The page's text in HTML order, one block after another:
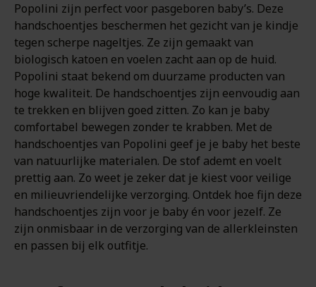
Popolini zijn perfect voor pasgeboren baby’s. Deze
handschoentjes beschermen het gezicht van je kindje
tegen scherpe nageltjes. Ze zijn gemaakt van
biologisch katoen en voelen zacht aan op de huid.
Popolini staat bekend om duurzame producten van
hoge kwaliteit. De handschoentjes zijn eenvoudig aan
te trekken en blijven goed zitten. Zo kan je baby
comfortabel bewegen zonder te krabben. Met de
handschoentjes van Popolini geef je je baby het beste
van natuurlijke materialen. De stof ademt en voelt
prettig aan. Zo weet je zeker dat je kiest voor veilige
en milieuvriendelijke verzorging. Ontdek hoe fijn deze
handschoentjes zijn voor je baby én voor jezelf. Ze
zijn onmisbaar in de verzorging van de allerkleinsten
en passen bij elk outfitje.